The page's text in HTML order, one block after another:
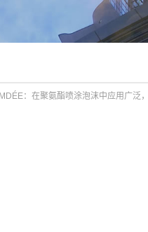
：在聚氨酯喷涂泡沫中应用广泛